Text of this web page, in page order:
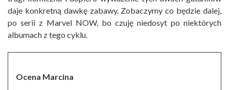
daje konkretną dawkę zabawy. Zobaczymy co będzie dalej,
po serii z Marvel NOW, bo czuję niedosyt po niektórych
albumach z tego cyklu.
Ocena Marcina